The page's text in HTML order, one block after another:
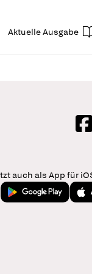
Aktuelle Ausgabe
login
auch als App für
Jetzt bei Google